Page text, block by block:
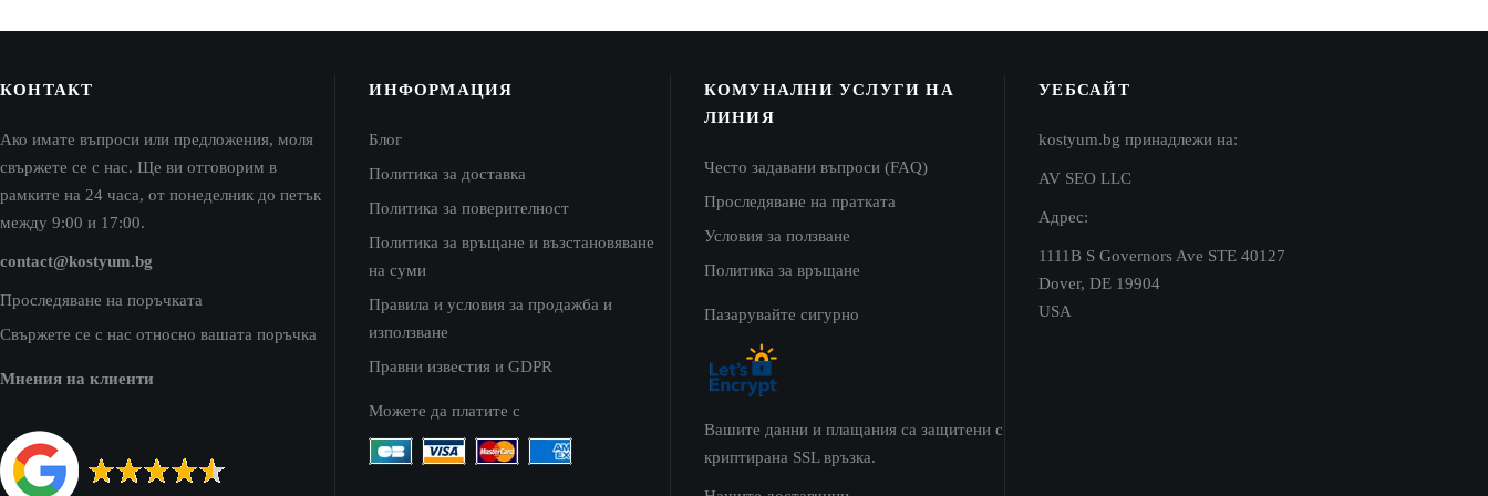
КОНТАКТ
Ако имате въпроси или предложения, моля
свържете се с нас. Ще ви отговорим в
рамките на 24 часа, от понеделник до петък
между 9:00 и 17:00.
contact@kostyum.bg
Проследяване на поръчката
Свържете се с нас относно вашата поръчка
Мнения на клиенти
ИНФОРМАЦИЯ
Блог
Политика за доставка
Политика за поверителност
Политика за връщане и възстановяване
на суми
Правила и условия за продажба и
използване
Правни известия и GDPR
Можете да платите с
КОМУНАЛНИ УСЛУГИ НА
ЛИНИЯ
Често задавани въпроси (FAQ)
Проследяване на пратката
Условия за ползване
Политика за връщане
Пазарувайте сигурно
Вашите данни и плащания са защитени с
криптирана SSL връзка.
УЕБСАЙТ
kostyum.bg принадлежи на:
AV SEO LLC
Адрес:
1111B S Governors Ave STE 40127
Dover, DE 19904
USA